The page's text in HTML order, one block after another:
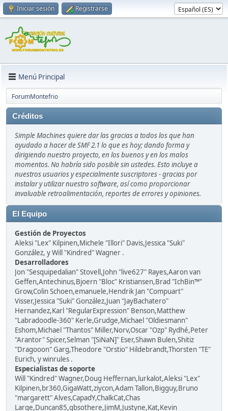
Iniciar sesión Registrarse
Menú Principal
ForumMontefrio
Créditos
Simple Machines quiere dar las gracias a todos los que han
ayudado a hacer de SMF 2.1 lo que es hoy; dando forma y
dirigiendo nuestro proyecto, en los buenos y en los malos
momentos. No habría sido posible sin ustedes. Esto incluye a
nuestros usuarios y especialmente suscriptores - gracias por
instalar y utilizar nuestro software, así como proporcionar
invaluable retroalimentación, reportes de errores y opiniones.
El Equipo
Gestión de Proyectos
Aleksi "Lex" Kilpinen,Michele "Illori" Davis,Jessica "Suki"
González, y Will "Kindred" Wagner .
Desarrolladores
Jon "Sesquipedalian" Stovell,John "live627" Rayes,Aaron van
Geffen,Antechinus,Bjoern "Bloc" Kristiansen,Brad "IchBin™"
Grow,Colin Schoen,emanuele,Hendrik Jan "Compuart"
Visser,Jessica "Suki" González,Juan "JayBachatero"
Hernandez,Karl "RegularExpression" Benson,Matthew
"Labradoodle-360" Kerle,Grudge,Michael "Oldiesmann"
Eshom,Michael "Thantos" Miller,Norv,Oscar "Ozp" Rydhé,Peter
"Arantor" Spicer,Selman "[SiNaN]" Eser,Shawn Bulen,Shitiz
"Dragooon" Garg,Theodore "Orstio" Hildebrandt,Thorsten "TE"
Eurich, y winrules .
Especialistas de soporte
Will "Kindred" Wagner,Doug Heffernan,lurkalot,Aleksi "Lex"
Kilpinen,br360,GigaWatt,ziycon,Adam Tallon,Bigguy,Bruno
"margarett" Alves,CapadY,ChalkCat,Chas
Large,Duncan85,gbsothere,JimM,Justyne,Kat,Kevin